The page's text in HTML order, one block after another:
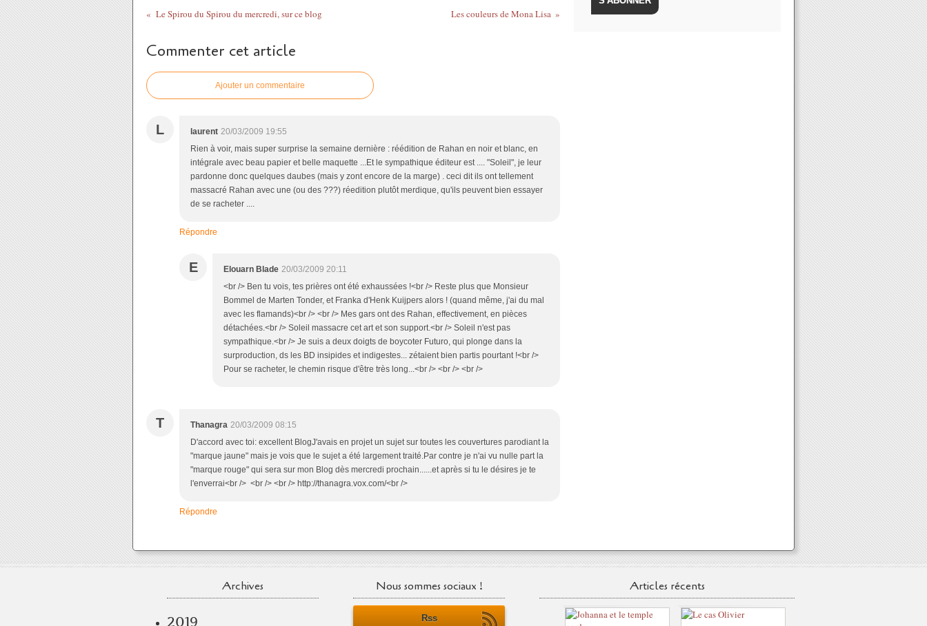
Le Spirou du Spirou du mercredi, sur ce blog Les couleurs de Mona Lisa
Commenter cet article
Ajouter un commentaire
L laurent 20/03/2009 19:55
Rien à voir, mais super surprise la semaine dernière : réédition de Rahan en noir et blanc, en
intégrale avec beau papier et belle maquette ...Et le sympathique éditeur est .... "Soleil", je leur
pardonne donc quelques daubes (mais y zont encore de la marge) . ceci dit ils ont tellement
massacré Rahan avec une (ou des ???) réedition plutôt merdique, qu'ils peuvent bien essayer
de se racheter ....
Répondre
E Elouarn Blade 20/03/2009 20:11
<br /> Ben tu vois, tes prières ont été exhaussées !<br /> Reste plus que Monsieur
Bommel de Marten Tonder, et Franka d'Henk Kuijpers alors ! (quand même, j'ai du mal
avec les flamands)<br /> <br /> Mes gars ont des Rahan, effectivement, en pièces
détachées.<br /> Soleil massacre cet art et son support.<br /> Soleil n'est pas
sympathique.<br /> Je suis a deux doigts de boycoter Futuro, qui plonge dans la
surproduction, ds les BD insipides et indigestes... zétaient bien partis pourtant !<br />
Pour se racheter, le chemin risque d'être très long...<br /> <br /> <br />
T Thanagra 20/03/2009 08:15
D'accord avec toi: excellent BlogJ'avais en projet un sujet sur toutes les couvertures parodiant la
"marque jaune" mais je vois que le sujet a été largement traité.Par contre je n'ai vu nulle part la
"marque rouge" qui sera sur mon Blog dès mercredi prochain......et après si tu le désires je te
l'enverrai<br /> <br /> <br /> http://thanagra.vox.com/<br />
Répondre
Archives
2019
Nous sommes sociaux !
Rss
Articles récents